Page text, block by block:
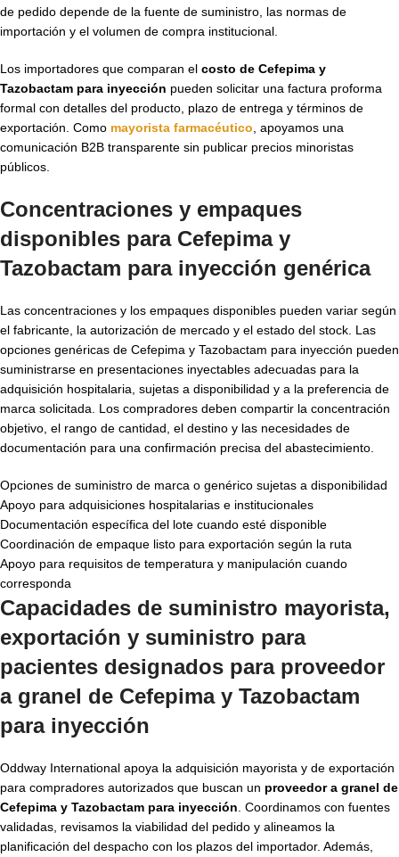
de pedido depende de la fuente de suministro, las normas de
importación y el volumen de compra institucional.
Los importadores que comparan el costo de Cefepima y
Tazobactam para inyección pueden solicitar una factura proforma
formal con detalles del producto, plazo de entrega y términos de
exportación. Como mayorista farmacéutico , apoyamos una
comunicación B2B transparente sin publicar precios minoristas
públicos.
Concentraciones y empaques
disponibles para Cefepima y
Tazobactam para inyección genérica
Las concentraciones y los empaques disponibles pueden variar según
el fabricante, la autorización de mercado y el estado del stock. Las
opciones genéricas de Cefepima y Tazobactam para inyección pueden
suministrarse en presentaciones inyectables adecuadas para la
adquisición hospitalaria, sujetas a disponibilidad y a la preferencia de
marca solicitada. Los compradores deben compartir la concentración
objetivo, el rango de cantidad, el destino y las necesidades de
documentación para una confirmación precisa del abastecimiento.
Opciones de suministro de marca o genérico sujetas a disponibilidad
Apoyo para adquisiciones hospitalarias e institucionales
Documentación específica del lote cuando esté disponible
Coordinación de empaque listo para exportación según la ruta
Apoyo para requisitos de temperatura y manipulación cuando
corresponda
Capacidades de suministro mayorista,
exportación y suministro para
pacientes designados para proveedor
a granel de Cefepima y Tazobactam
para inyección
Oddway International apoya la adquisición mayorista y de exportación
para compradores autorizados que buscan un proveedor a granel de
Cefepima y Tazobactam para inyección . Coordinamos con fuentes
validadas, revisamos la viabilidad del pedido y alineamos la
planificación del despacho con los plazos del importador. Además,